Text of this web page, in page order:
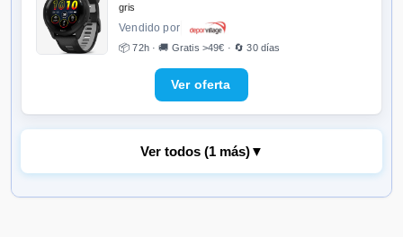
gris
Vendido por
📦 72h · 🚚 Gratis >49€ · 🔄 30 días
Ver todos (1 más)▼